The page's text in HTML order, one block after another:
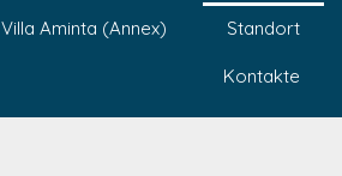
Villa Aminta (Annex) Standort
Kontakte